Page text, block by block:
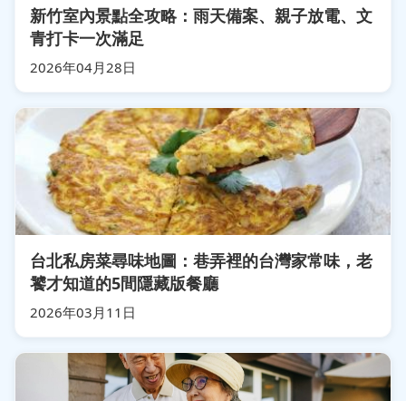
新竹室內景點全攻略：雨天備案、親子放電、文
青打卡一次滿足
2026年04月28日
台北私房菜尋味地圖：巷弄裡的台灣家常味，老
饕才知道的5間隱藏版餐廳
2026年03月11日